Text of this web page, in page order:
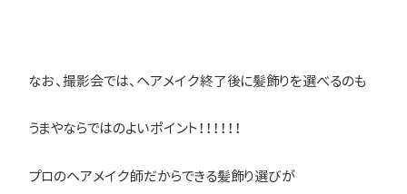
なお、撮影会では、ヘアメイク終了後に髪飾りを選べるのも
うまやならではのよいポイント！！！！！！
プロのヘアメイク師だからできる髪飾り選びが